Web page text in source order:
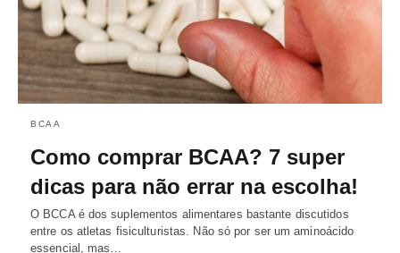
BCAA
Como comprar BCAA? 7 super
dicas para não errar na escolha!
O BCCA é dos suplementos alimentares bastante discutidos
entre os atletas fisiculturistas. Não só por ser um aminoácido
essencial, mas…